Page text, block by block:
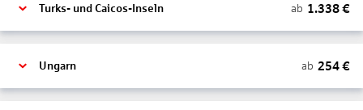
Turks- und Caicos-Inseln ab 1.338€
Ungarn ab 254€